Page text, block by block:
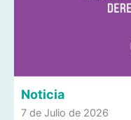
Noticia
7 de Julio de 2026